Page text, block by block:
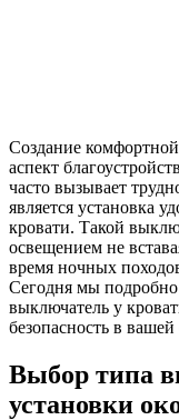
Создание
аспект
часто вызывает
является установка
кровати. Такой
освещением не
время ночных
Сегодня мы подробно
выключатель у
безопасность в вашей
Выбор типа
установки